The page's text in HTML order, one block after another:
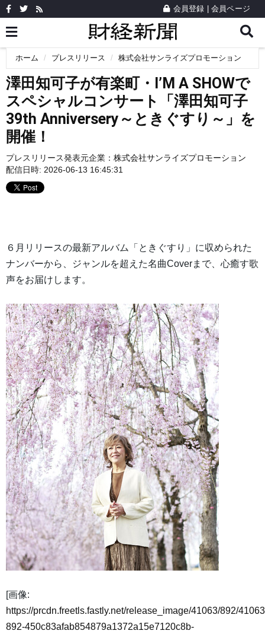
会員登録 会員ページ
ホーム プレスリリース 株式会社サンライズプロモーション
澤田知可子が有楽町・I’M A SHOWで
スペシャルコンサート「澤田知可子
39th Anniversery～ときぐすり～」を
開催！
プレスリリース発表元企業： 株式会社サンライズプロモーション
配信日時: 2026-06-13 16:45:31
６月リリースの最新アルバム「ときぐすり」に収められた
ナンバーから、ジャンルを超えた名曲Coverまで、心癒す歌
声をお届けします。
[画像:
https://prcdn.freetls.fastly.net/release_image/41063/892/
892-450c83afab854879a1372a15e7120c8b-